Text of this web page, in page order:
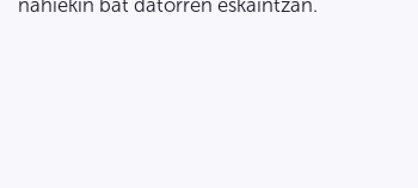
nahiekin bat datorren eskaintzan.